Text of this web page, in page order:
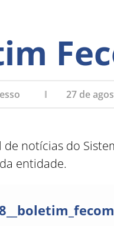
27 de
notícias do
entidade.